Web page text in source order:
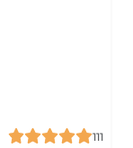
111